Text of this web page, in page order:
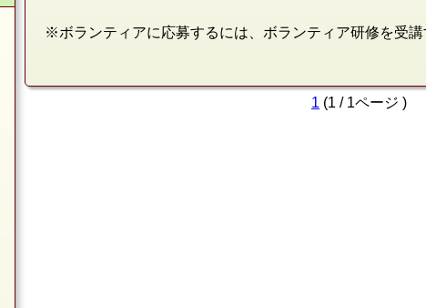
※ボランティアに応募するには、ボランティア研修を受講
1 (1 / 1ページ )